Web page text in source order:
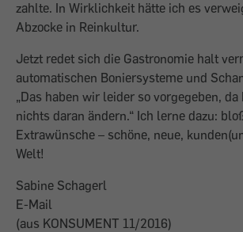
zahlte. In Wirklichkeit hätte ich es
Abzocke in Reinkultur.
Jetzt redet sich die Gastronomie halt
automatischen Boniersysteme und
„Das haben wir leider so vorgegeben,
nichts daran ändern.“ Ich lerne dazu:
Extrawünsche – schöne, neue,
Welt!
Sabine Schagerl
E-Mail
(aus KONSUMENT 11/2016)